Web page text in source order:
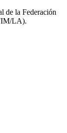
de la Federación
LA).